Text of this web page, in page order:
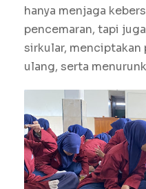
hanya menjaga
pencemaran, tapi
sirkular, menciptakan
ulang, serta